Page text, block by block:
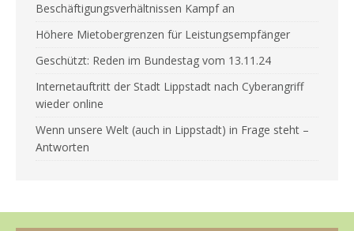
Beschäftigungsverhältnissen Kampf an
Höhere Mietobergrenzen für Leistungsempfänger
Geschützt: Reden im Bundestag vom 13.11.24
Internetauftritt der Stadt Lippstadt nach Cyberangriff
wieder online
Wenn unsere Welt (auch in Lippstadt) in Frage steht –
Antworten